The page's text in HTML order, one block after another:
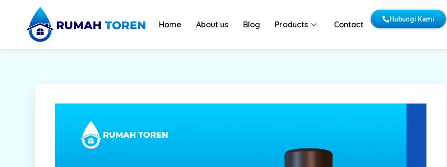
content
Home About us Blog Products Contact
Hubungi Kami